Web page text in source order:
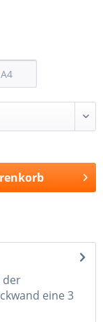
der
eine 3